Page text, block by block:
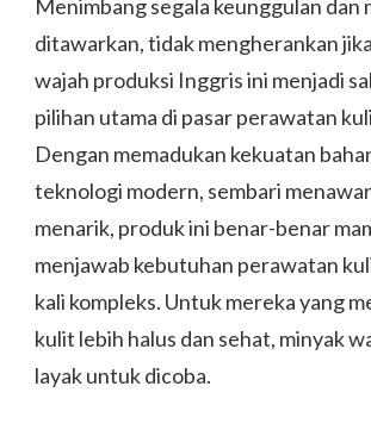
Menimbang segala keunggulan dan
ditawarkan, tidak mengherankan
wajah produksi Inggris ini menjadi
pilihan utama di pasar perawatan
Dengan memadukan kekuatan
teknologi modern, sembari
menarik, produk ini benar-benar
menjawab kebutuhan perawatan
kali kompleks. Untuk mereka yang
kulit lebih halus dan sehat, minyak
layak untuk dicoba.